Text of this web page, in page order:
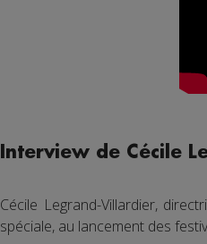
Interview de Cécile
Cécile Legrand-Villardier,
spéciale, au lancement des